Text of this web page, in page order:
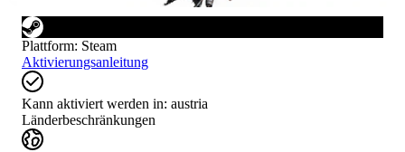
Plattform: Steam
Aktivierungsanleitung
Kann aktiviert werden in: austria
Länderbeschränkungen